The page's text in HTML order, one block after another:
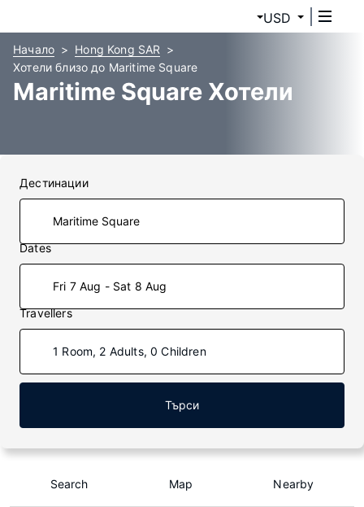
USD
Начало
Hong Kong SAR
Хотели близо до Maritime Square
Maritime Square Хотели
Дестинации
Dates
Fri 7 Aug - Sat 8 Aug
Travellers
1 Room, 2 Adults, 0 Children
Търси
Search Map Nearby